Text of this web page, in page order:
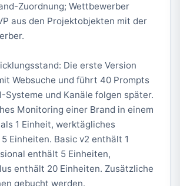
Zuordnung; Wettbewerber
aus den Projektobjekten mit der
Die erste Version
Websuche und führt 40 Prompts
Systeme und Kanäle folgen später.
Monitoring einer Brand in einem
1 Einheit, werktägliches
Einheiten. Basic v2 enthält 1
enthält 5 Einheiten,
enthält 20 Einheiten. Zusätzliche
gebucht werden.